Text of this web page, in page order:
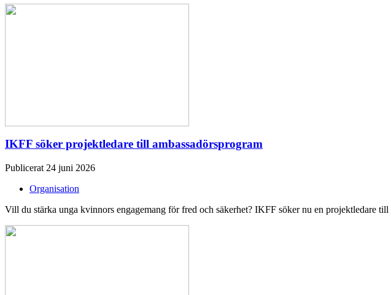
IKFF söker projektledare till ambassadörsprogram
Publicerat 24 juni 2026
Organisation
Vill du stärka unga kvinnors engagemang för fred och säkerhet? IKFF söker nu en projektledare